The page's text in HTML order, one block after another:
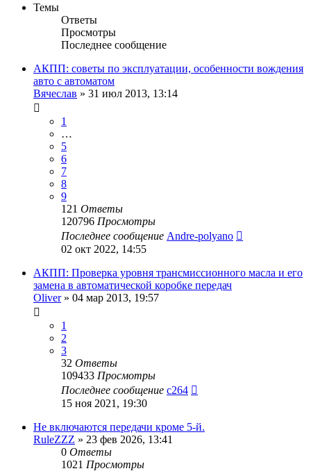
Темы
Ответы
Просмотры
Последнее сообщение
АКПП: советы по эксплуатации, особенности вождения
авто с автоматом
Вячеслав » 31 июл 2013, 13:14
1
…
5
6
7
8
9
121 Ответы
120796 Просмотры
Последнее сообщение Andre-polyano
02 окт 2022, 14:55
АКПП: Проверка уровня трансмиссионного масла и его
замена в автоматической коробке передач
Oliver» 04 мар 2013, 19:57
1
2
3
32 Ответы
109433 Просмотры
Последнее сообщение c264
15 ноя 2021, 19:30
Не включаются передачи кроме 5-й.
RuleZZZ » 23 фев 2026, 13:41
0 Ответы
1021 Просмотры